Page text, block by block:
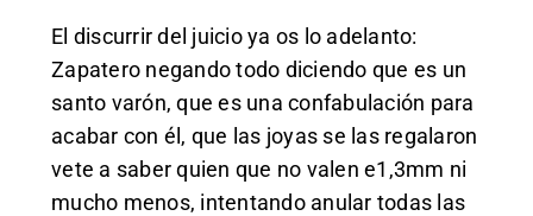
El discurrir del juicio ya os lo adelanto:
Zapatero negando todo diciendo que es un
santo varón, que es una confabulación para
acabar con él, que las joyas se las regalaron
vete a saber quien que no valen e1,3mm ni
mucho menos, intentando anular todas las